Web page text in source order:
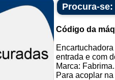
Procura-
Código da
entrada e com
Marca: Fabrima.
Para acoplar